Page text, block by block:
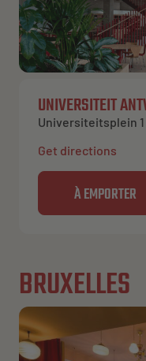
UNIVERSITEIT
Universiteitsplein 1
Get directions
À EMPORTER
BRUXELLES